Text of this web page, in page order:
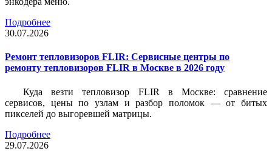
Подробнее
30.07.2026
Ремонт тепловизоров FLIR: Сервисные центры по
ремонту тепловизоров FLIR в Москве в 2026 году
Куда везти тепловизор FLIR в Москве: сравнение
сервисов, цены по узлам и разбор поломок — от битых
пикселей до выгоревшей матрицы.
Подробнее
29.07.2026